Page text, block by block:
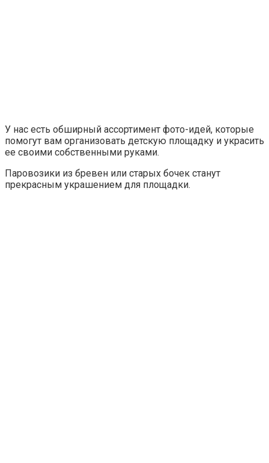
У нас есть обширный ассортимент фото-идей, которые
помогут вам организовать детскую площадку и украсить
ее своими собственными руками.
Паровозики из бревен или старых бочек станут
прекрасным украшением для площадки.